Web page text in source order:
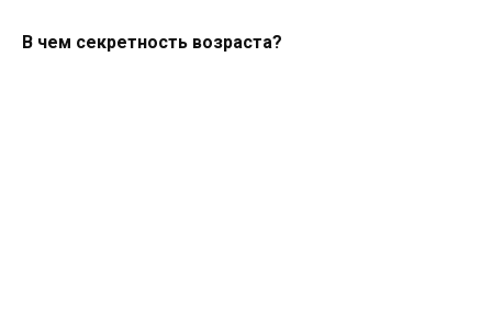
В чем секретность возраста?